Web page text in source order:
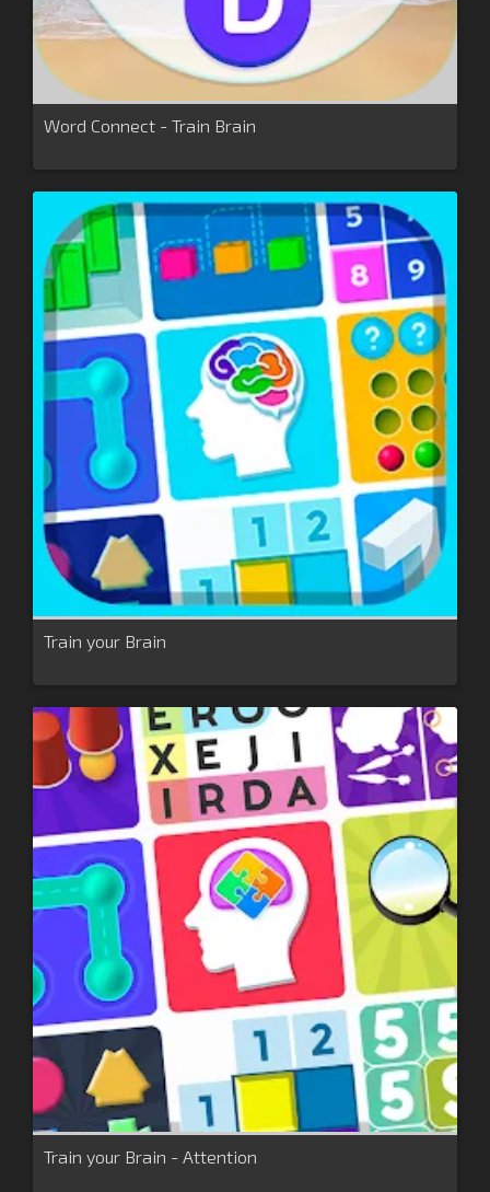
Word Connect - Train Brain
Train your Brain
Train your Brain - Attention